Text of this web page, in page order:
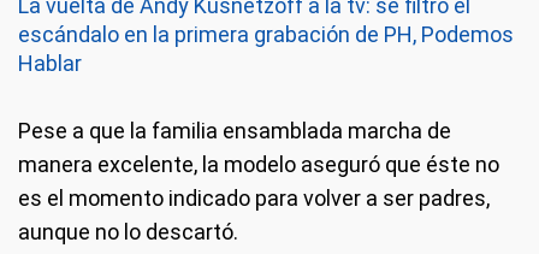
La vuelta de Andy Kusnetzoff a la tv: se filtró el
escándalo en la primera grabación de PH, Podemos
Hablar
Pese a que la familia ensamblada marcha de
manera excelente, la modelo aseguró que éste no
es el momento indicado para volver a ser padres,
aunque no lo descartó.